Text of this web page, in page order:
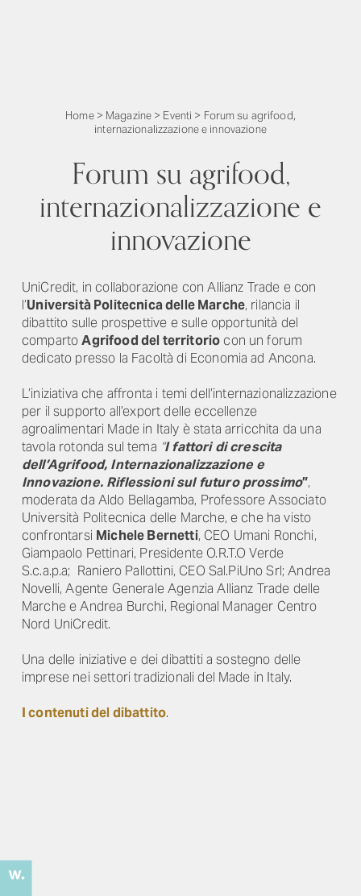
Home> Magazine > Eventi > Forum su agrifood,
internazionalizzazione e innovazione
Forum su agrifood,
internazionalizzazione e
innovazione
UniCredit, in collaborazione con Allianz Trade e con
l’Università Politecnica delle Marche, rilancia il
dibattito sulle prospettive e sulle opportunità del
compartoAgrifood del territoriocon un forum
dedicato presso la Facoltà di Economia ad Ancona.
L’iniziativa che affronta i temi dell’internazionalizzazione
per il supporto all’export delle eccellenze
agroalimentari Made in Italy è stata arricchita da una
tavola rotonda sul tema “I fattori di crescita
dell’Agrifood, Internazionalizzazione e
Innovazione. Riflessioni sul futuro prossimo”,
moderata da Aldo Bellagamba, Professore Associato
Università Politecnica delle Marche, e che ha visto
confrontarsi Michele Bernetti, CEO Umani Ronchi,
Giampaolo Pettinari, Presidente O.R.T.O Verde
S.c.a.p.a; Raniero Pallottini, CEO Sal.PiUno Srl; Andrea
Novelli, Agente Generale Agenzia Allianz Trade delle
Marche e Andrea Burchi, Regional Manager Centro
Nord UniCredit.
Una delle iniziative e dei dibattiti a sostegno delle
imprese nei settori tradizionali del Made in Italy.
I contenuti del dibattito.